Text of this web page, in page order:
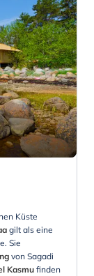
Küste
gilt als eine
Sie
von Sagadi
Kasmu finden